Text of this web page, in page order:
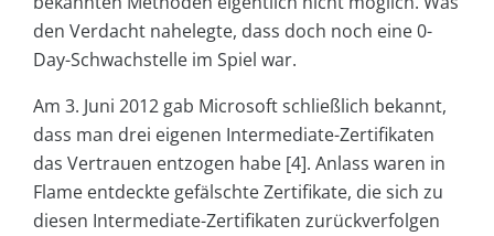
den Verdacht nahelegte, dass doch noch eine 0-
Day-Schwachstelle im Spiel war.
Am 3. Juni 2012 gab Microsoft schließlich bekannt,
dass man drei eigenen Intermediate-Zertifikaten
das Vertrauen entzogen habe [4]. Anlass waren in
Flame entdeckte gefälschte Zertifikate, die sich zu
diesen Intermediate-Zertifikaten zurückverfolgen